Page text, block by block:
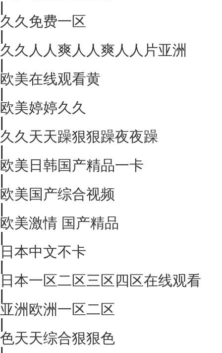
|
久久免费一区
|
久久人人爽人人爽人人片亚洲
|
欧美在线观看黄
|
欧美婷婷久久
|
久久天天躁狠狠躁夜夜躁
|
欧美日韩国产精品一卡
|
欧美国产综合视频
|
欧美激情 国产精品
|
日本中文不卡
|
日本一区二区三区四区在线观看
|
亚洲欧洲一区二区
|
色天天综合狠狠色